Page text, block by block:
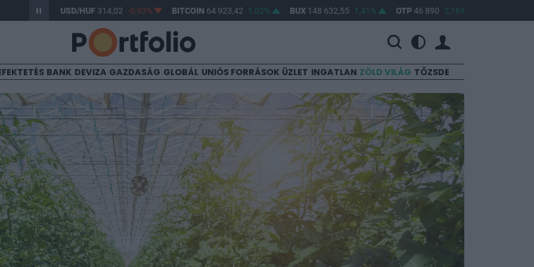
USD/HUF 314,02 -0,93% BITCOIN64 923,42 1,02% BUX 148 632,55 1,41% OTP 46 890 2,16% MOL
BANK DEVIZA GAZDASÁG GLOBÁL UNIÓS FORRÁSOK ÜZLET INGATLAN ZÖLD VILÁG TŐZSDE